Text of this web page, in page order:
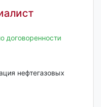
договоренности
нефтегазовых